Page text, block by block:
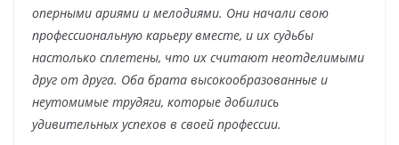
оперными ариями и мелодиями. Они начали свою
профессиональную карьеру вместе, и их судьбы
настолько сплетены, что их считают неотделимыми
друг от друга. Оба брата высокообразованные и
неутомимые трудяги, которые добились
удивительных успехов в своей профессии.